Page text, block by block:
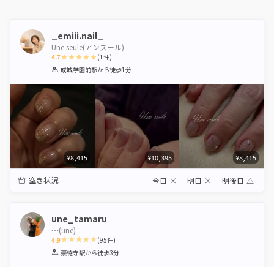
_emiii.nail_
Une seule(アンスール)
4.7
1 2 3 4 5
(1件)
成城学園前駅から徒歩1分
¥8,415 ¥10,395 ¥8,415
空き状況 今日 × 明日 × 明後日 △
une_tamaru
〜(une)
4.9
1 2 3 4 5
(95件)
豪徳寺駅から徒歩3分